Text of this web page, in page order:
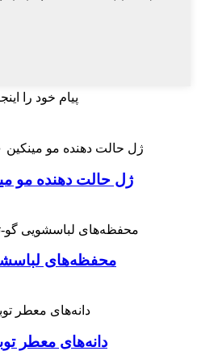
پیام خود را
محفظه‌های
دانه‌های معطر توبت ایر